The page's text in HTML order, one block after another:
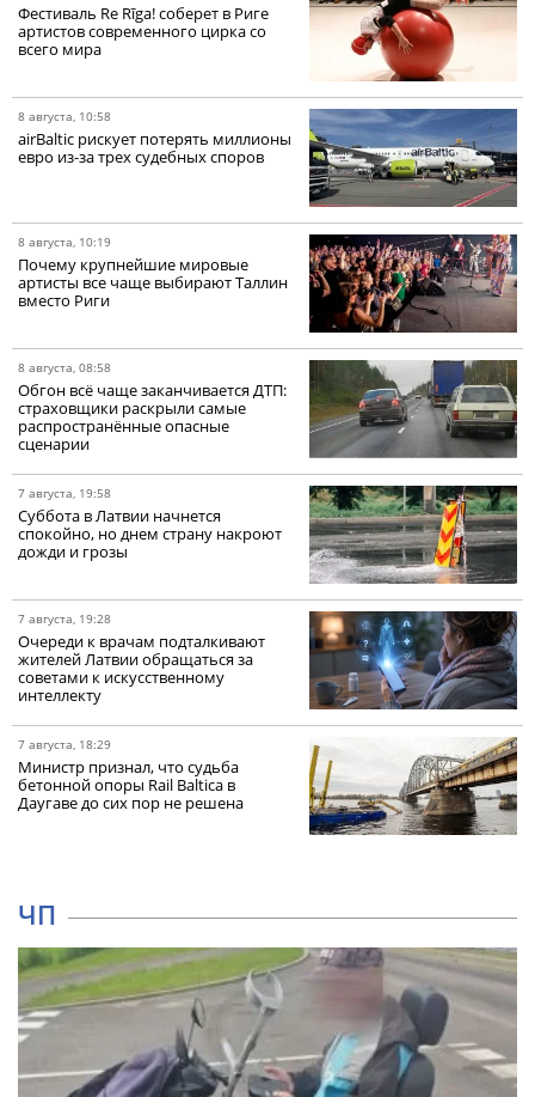
Фестиваль Re Rīga! соберет в Риге
артистов современного цирка со
всего мира
8 августа, 10:58
airBaltic рискует потерять миллионы
евро из-за трех судебных споров
8 августа, 10:19
Почему крупнейшие мировые
артисты все чаще выбирают Таллин
вместо Риги
8 августа, 08:58
Обгон всё чаще заканчивается ДТП:
страховщики раскрыли самые
распространённые опасные
сценарии
7 августа, 19:58
Суббота в Латвии начнется
спокойно, но днем страну накроют
дожди и грозы
7 августа, 19:28
Очереди к врачам подталкивают
жителей Латвии обращаться за
советами к искусственному
интеллекту
7 августа, 18:29
Министр признал, что судьба
бетонной опоры Rail Baltica в
Даугаве до сих пор не решена
ЧП